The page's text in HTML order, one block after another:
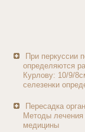
При перкуссии
определяются
Курлову: 10/9/
селезенки
Пересадка
Методы лечения
медицины